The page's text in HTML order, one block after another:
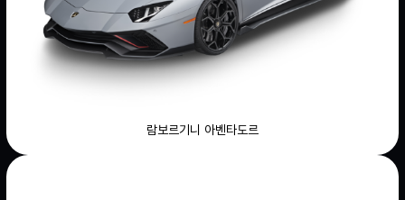
람보르기니 아벤타도르